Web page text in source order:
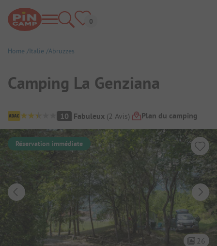
Home Italie Abruzzes
Camping La Genziana
Aperçu du camping
10 Fabuleux (2 Avis) Plan du camping
Réservation immédiate
26